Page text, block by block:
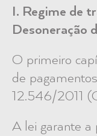
I. Regime de
Desoneração
O primeiro
de
12.546/2011
A lei garante a